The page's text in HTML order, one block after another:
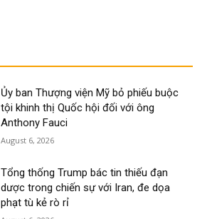
Ủy ban Thượng viện Mỹ bỏ phiếu buộc
tội khinh thị Quốc hội đối với ông
Anthony Fauci
August 6, 2026
Tổng thống Trump bác tin thiếu đạn
dược trong chiến sự với Iran, đe dọa
phạt tù kẻ rò rỉ